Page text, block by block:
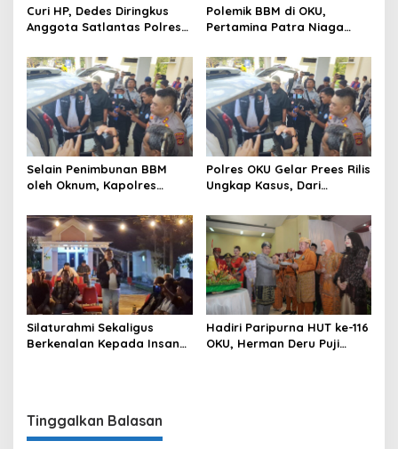
Curi HP, Dedes Diringkus
Anggota Satlantas Polres
Polemik BBM di OKU,
Pertamina Patra Niaga
Optimalkan Penyaluran
BBM Subsidi dan Perkuat
Pengawasan di Kabupaten
Ogan Komering Ulu
Selain Penimbunan BBM
oleh Oknum, Kapolres
Kurang, Pertamina Patra
Niaga Bungkam
Polres OKU Gelar Prees Rilis
Ungkap Kasus, Dari
BBM Hingga Kasus Korupsi
Silaturahmi Sekaligus
Berkenalan Kepada Insan
Hadiri Paripurna HUT ke-116
OKU, Herman Deru Puji
Tinggalkan Balasan